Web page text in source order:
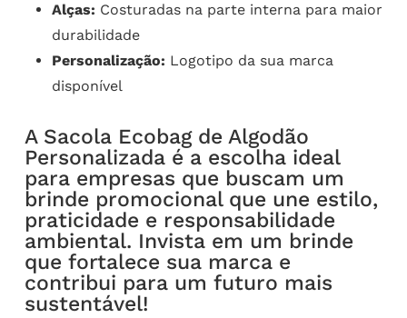
Alças: Costuradas na parte interna para maior
durabilidade
Personalização: Logotipo da sua marca
disponível
A Sacola Ecobag de Algodão
Personalizada é a escolha ideal
para empresas que buscam um
brinde promocional que une estilo,
praticidade e responsabilidade
ambiental. Invista em um brinde
que fortalece sua marca e
contribui para um futuro mais
sustentável!